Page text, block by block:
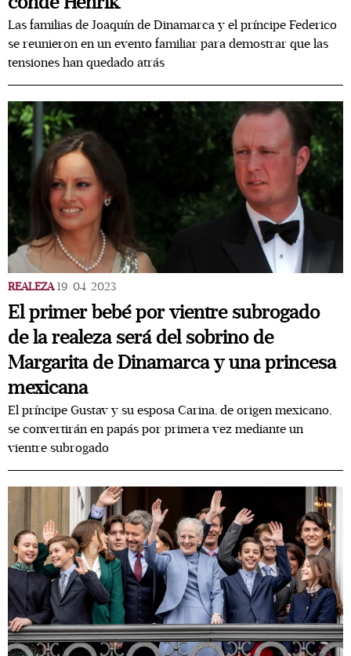
Las familias de Joaquín de Dinamarca y el príncipe Federico
se reunieron en un evento familiar para demostrar que las
tensiones han quedado atrás
REALEZA 19/04/2023
El primer bebé por vientre subrogado
de la realeza será del sobrino de
Margarita de Dinamarca y una princesa
mexicana
El príncipe Gustav y su esposa Carina, de origen mexicano,
se convertirán en papás por primera vez mediante un
vientre subrogado